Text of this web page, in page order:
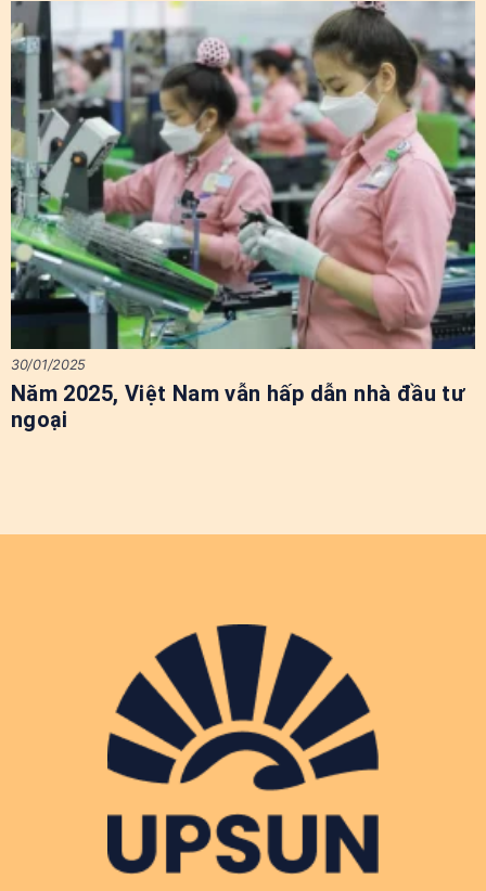
Năm 2025, Việt Nam vẫn hấp dẫn nhà đầu tư
ngoại
30/01/2025